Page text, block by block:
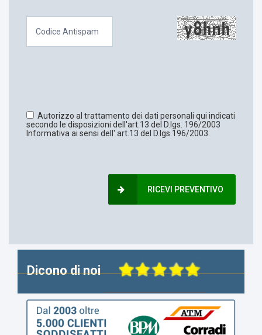
Autorizzo al trattamento dei dati personali qui indicati
secondo le disposizioni dell'art.13 del D.lgs. 196/2003
Informativa ai sensi dell' art.13 del D.lgs.196/2003.
RICEVI PREVENTIVO
Dicono di noi